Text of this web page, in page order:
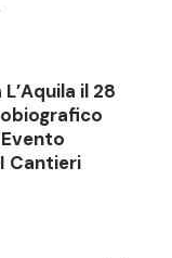
il 28
Cantieri